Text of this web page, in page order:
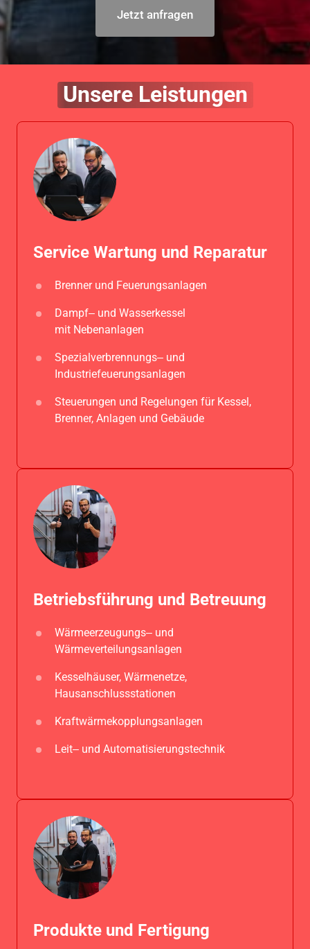
Jetzt anfragen
Unsere Leistungen
Service Wartung und Reparatur
Brenner und Feuerungsanlagen
Dampf‒ und Wasserkessel
mit Nebenanlagen
Spezialverbrennungs‒
Industriefeuerungsanlagen
Steuerungen und Regelungen für
Brenner, Anlagen und Gebäude
Wärmeerzeugungs‒ und
Wärmeverteilungsanlagen
Kesselhäuser,
Hausanschlussstationen
Kraftwärmekopplungsanlagen
Leit‒ und Automatisierungstechnik
Produkte und Fertigung